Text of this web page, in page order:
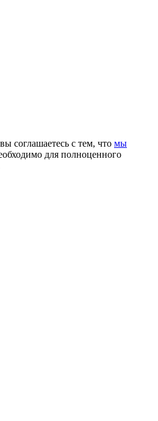
соглашаетесь с тем, что мы
для полноценного